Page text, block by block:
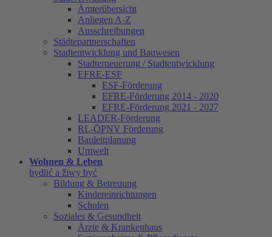
Ämterübersicht
Anliegen A-Z
Ausschreibungen
Städtepartnerschaften
Stadtentwicklung und Bauwesen
Stadterneuerung / Stadtentwicklung
EFRE-ESF
ESF-Förderung
EFRE-Förderung 2014 - 2020
EFRE-Förderung 2021 - 2027
LEADER-Förderung
RL-ÖPNV Förderung
Bauleitplanung
Umwelt
Wohnen & Leben
bydlić a žiwy być
Bildung & Betreuung
Kindereinrichtungen
Schulen
Soziales & Gesundheit
Ärzte & Krankenhaus